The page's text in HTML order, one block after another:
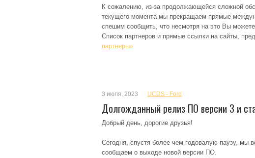
К сожалению, из-за продолжающейся сложной
текущего момента мы прекращаем прямые
спешим сообщить, что несмотря на это Вы
Список партнеров и прямые ссылки на сайты,
партнеры»
3 июля, 2023 UCDS - Ford
Долгожданный релиз ПО версии 3 и
Добрый день, дорогие друзья!
Сегодня, спустя более чем годовалую паузу, мы
сообщаем о выходе новой версии ПО.